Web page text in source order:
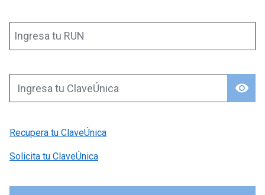
Ingresa tu RUN
visibility
Ingresa tu ClaveÚnica
Recupera tu ClaveÚnica
Solicita tu ClaveÚnica